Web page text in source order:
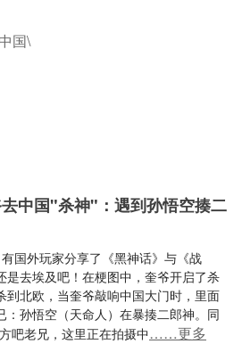
中国"杀神"：遇到孙悟空揍二
国外玩家分享了《黑神话》与《战
是去埃及吧！在梗图中，奎爷开启了杀
到北欧，当奎爷敲响中国大门时，里面
：孙悟空（天命人）在暴揍二郎神。同
吧老兄，这里正在拍摄中……更多